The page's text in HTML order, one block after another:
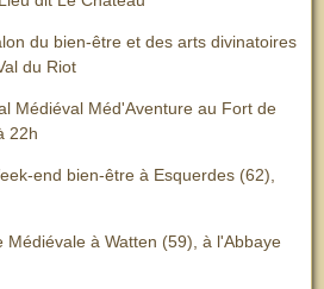
du bien-être et des arts divinatoires
du Riot
Médiéval Méd'Aventure au Fort de
22h
end bien-être à Esquerdes (62),
Médiévale à Watten (59), à l'Abbaye